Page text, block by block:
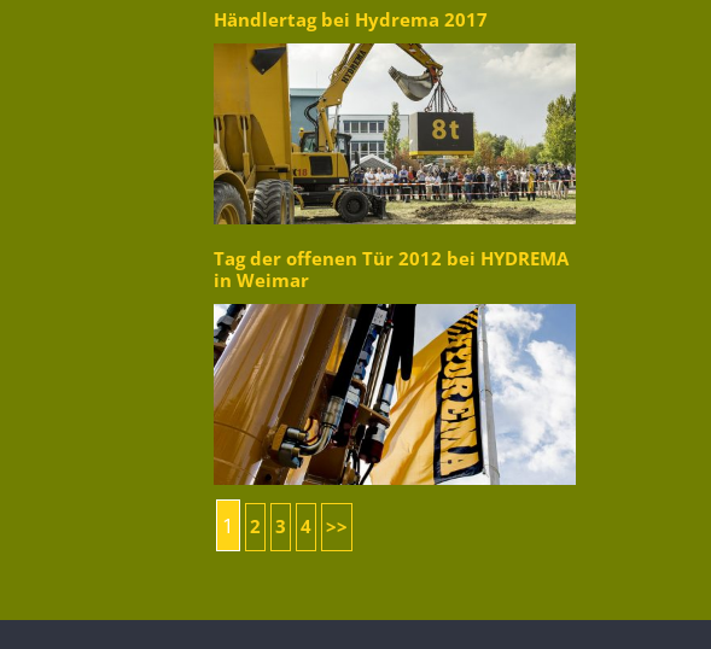
Händlertag bei Hydrema 2017
Tag der offenen Tür 2012 bei HYDREMA
in Weimar
1 2 3 4 >>